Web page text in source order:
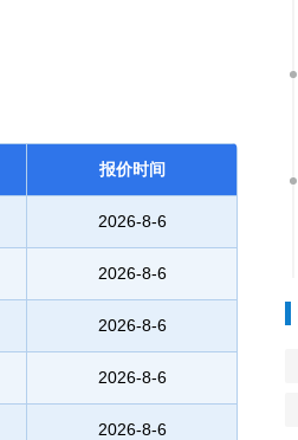
报价时间
2026-8-6
2026-8-6
2026-8-6
2026-8-6
2026-8-6